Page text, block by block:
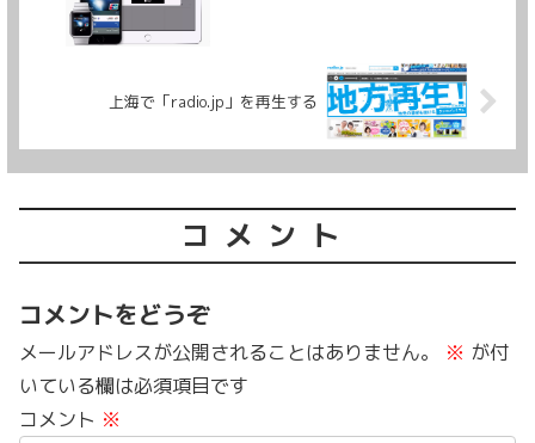
上海で「radio.jp」を再生する
コメント
コメントをどうぞ
メールアドレスが公開されることはありません。 ※ が付
いている欄は必須項目です
コメント ※